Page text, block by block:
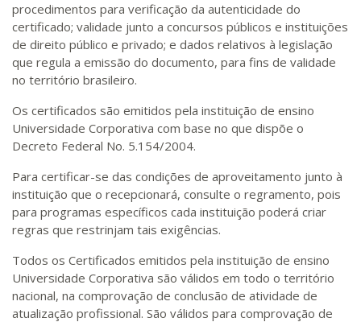
procedimentos para verificação da autenticidade do
certificado; validade junto a concursos públicos e instituições
de direito público e privado; e dados relativos à legislação
que regula a emissão do documento, para fins de validade
no território brasileiro.
Os certificados são emitidos pela instituição de ensino
Universidade Corporativa com base no que dispõe o
Decreto Federal No. 5.154/2004.
Para certificar-se das condições de aproveitamento junto à
instituição que o recepcionará, consulte o regramento, pois
para programas específicos cada instituição poderá criar
regras que restrinjam tais exigências.
Todos os Certificados emitidos pela instituição de ensino
Universidade Corporativa são válidos em todo o território
nacional, na comprovação de conclusão de atividade de
atualização profissional. São válidos para comprovação de